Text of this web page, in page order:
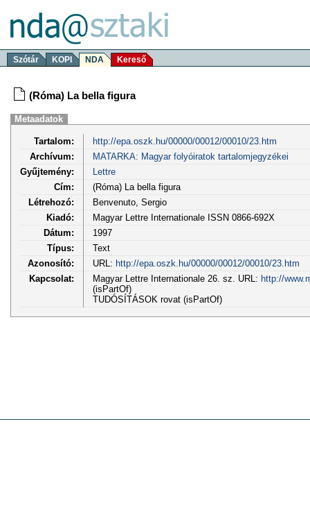
Szótár KOPI NDA Kereső
(Róma) La bella figura
Metaadatok
Tartalom:
http://epa.oszk.hu/00000/00012/00010/23.htm
Archívum:
MATARKA: Magyar folyóiratok tartalomjegyzékei
Gyűjtemény:
Lettre
Cím:
(Róma) La bella figura
Létrehozó:
Benvenuto, Sergio
Kiadó:
Magyar Lettre Internationale ISSN 0866-692X
Dátum:
1997
Típus:
Text
Azonosító:
URL: http://epa.oszk.hu/00000/00012/00010/23.htm
Kapcsolat:
Magyar Lettre Internationale 26. sz. URL: http://
(isPartOf)
TUDÓSÍTÁSOK rovat (isPartOf)